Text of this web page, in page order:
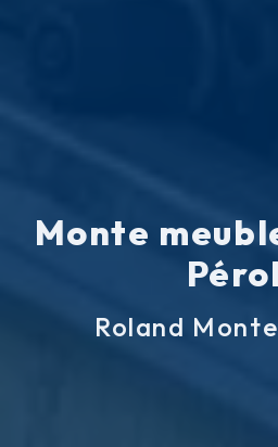
Monte
Roland